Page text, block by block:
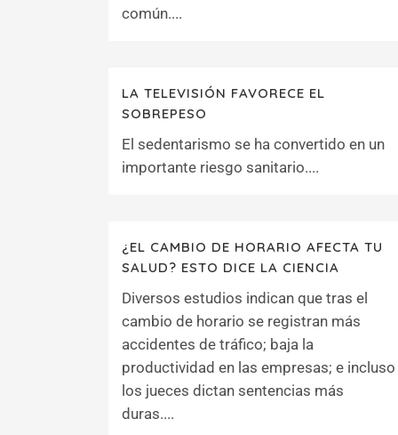
común....
LA TELEVISIÓN FAVORECE EL
SOBREPESO
El sedentarismo se ha convertido en un
importante riesgo sanitario....
¿EL CAMBIO DE HORARIO AFECTA TU
SALUD? ESTO DICE LA CIENCIA
Diversos estudios indican que tras el
cambio de horario se registran más
accidentes de tráfico; baja la
productividad en las empresas; e incluso
los jueces dictan sentencias más
duras....